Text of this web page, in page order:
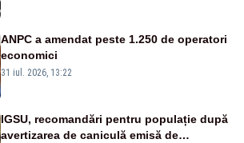
ANPC a amendat peste 1.250 de operatori
economici
31 iul. 2026, 13:22
IGSU, recomandări pentru populație după
avertizarea de caniculă emisă de